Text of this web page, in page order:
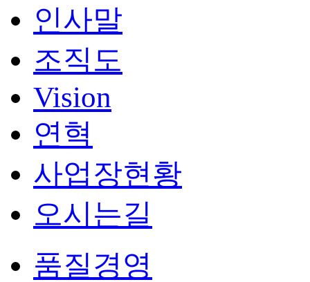
인사말
조직도
Vision
연혁
사업장현황
오시는길
품질경영